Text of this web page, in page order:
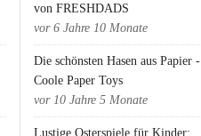
von FRESHDADS
vor 6 Jahre 10 Monate
Die schönsten Hasen aus Papier -
Coole Paper Toys
vor 10 Jahre 5 Monate
Lustige Osterspiele für Kinder: